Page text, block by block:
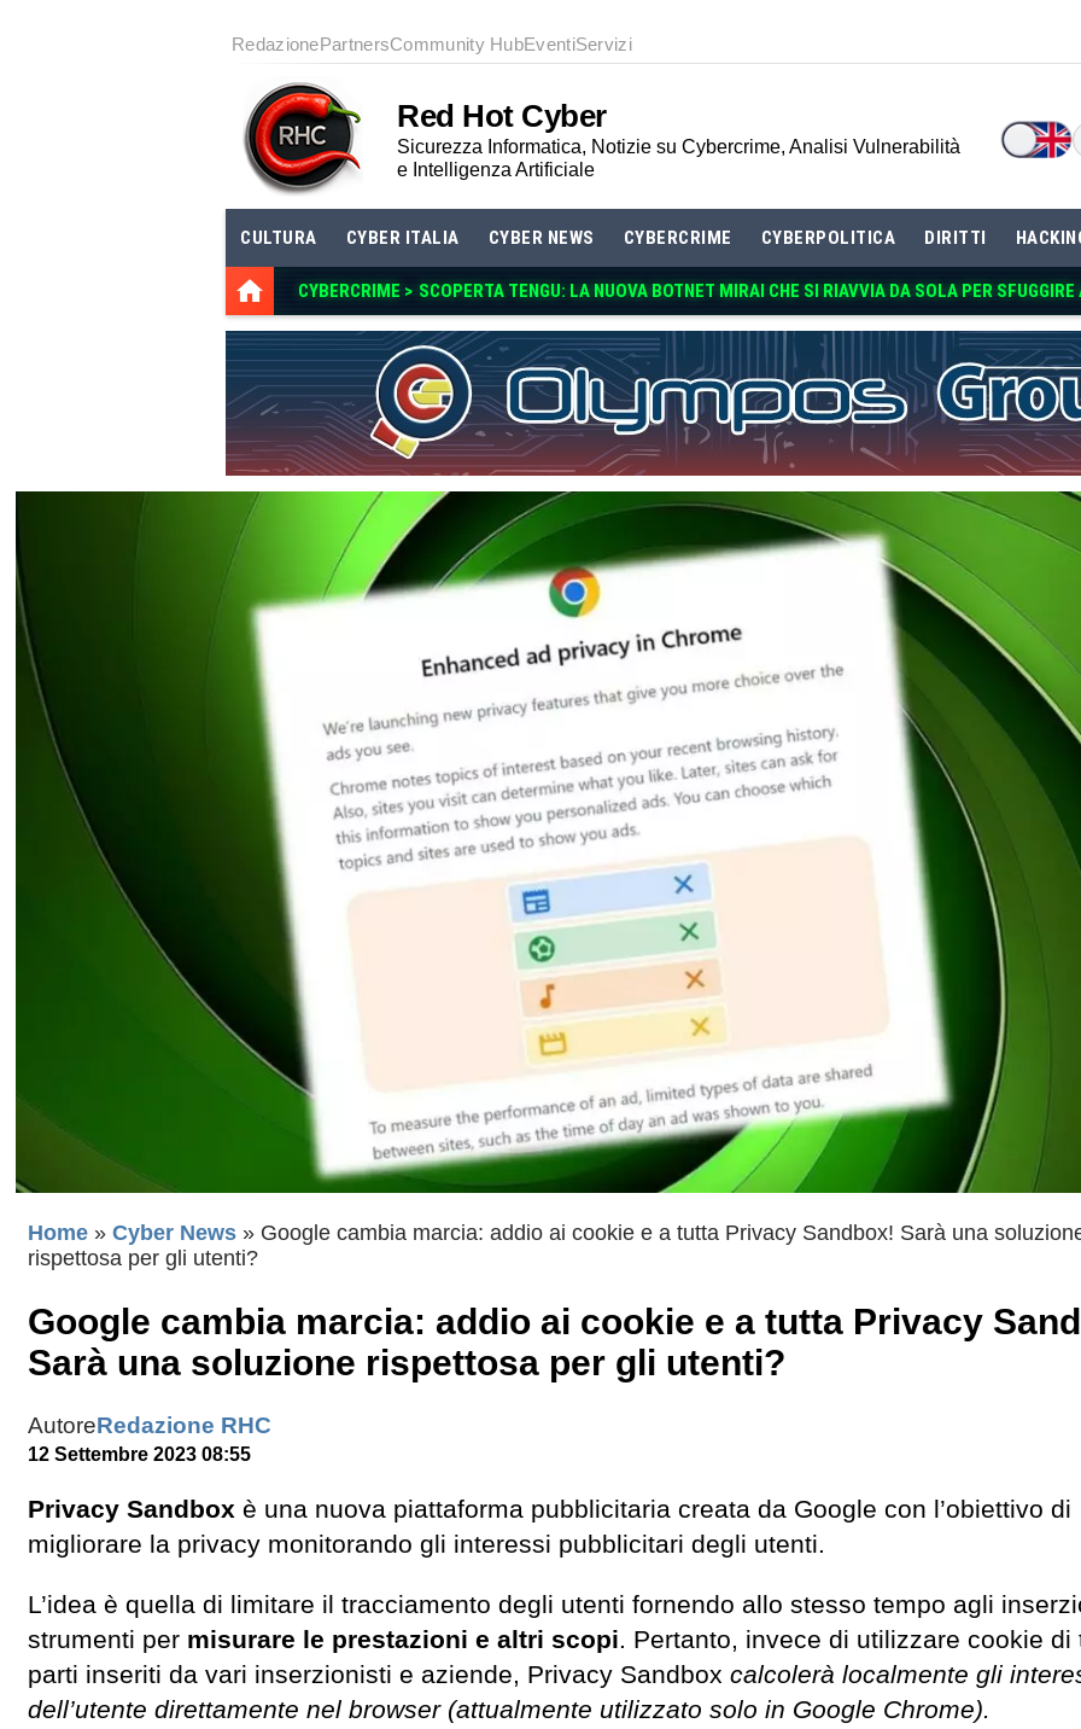
RedazionePartnersCommunity HubEventiServizi
Red Hot Cyber
Sicurezza Informatica, Notizie su Cybercrime, Analisi Vulnerabilità
e Intelligenza Artificiale
CULTURA CYBER ITALIA CYBER NEWS CYBERCRIME CYBERPOLITICA DIRITTI
CYBERCRIME > SCOPERTA TENGU: LA NUOVA BOTNET MIRAI CHE SI RIAVVIA DA SOLA PER SFUGGIRE
Home » Cyber News » Google cambia marcia: addio ai cookie e a tutta Privacy Sandbox! Sarà una
rispettosa per gli utenti?
Google cambia marcia: addio ai cookie e a tutta Privacy
Sarà una soluzione rispettosa per gli utenti?
AutoreRedazione RHC
12 Settembre 2023 08:55
Privacy Sandbox è una nuova piattaforma pubblicitaria creata da Google con l’obiettivo di
migliorare la privacy monitorando gli interessi pubblicitari degli utenti.
L’idea è quella di limitare il tracciamento degli utenti fornendo allo stesso tempo agli
strumenti per misurare le prestazioni e altri scopi. Pertanto, invece di utilizzare cookie di
parti inseriti da vari inserzionisti e aziende, Privacy Sandbox calcolerà localmente gli
dell’utente direttamente nel browser (attualmente utilizzato solo in Google Chrome).